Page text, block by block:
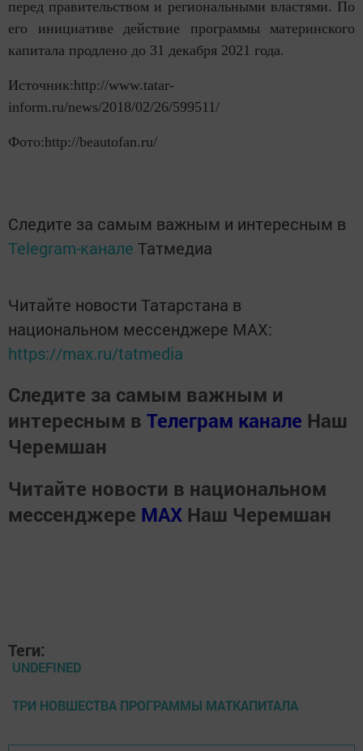
перед правительством и региональными властями. По
его инициативе действие программы материнского
капитала продлено до 31 декабря 2021 года.
Источник:http://www.tatar-
inform.ru/news/2018/02/26/599511/
Фото:http://beautofan.ru/
Следите за самым важным и интересным в
Telegram-канале Татмедиа
Читайте новости Татарстана в
национальном мессенджере MАХ:
https://max.ru/tatmedia
Следите за самым важным и
интересным в Телеграм канале Наш
Черемшан
Читайте новости в национальном
мессенджере MАХ Наш Черемшан
Теги:
UNDEFINED
ТРИ НОВШЕСТВА ПРОГРАММЫ МАТКАПИТАЛА